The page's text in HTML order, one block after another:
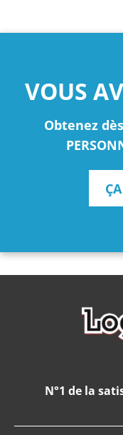
VOUS
Obtenez
N°1 de la